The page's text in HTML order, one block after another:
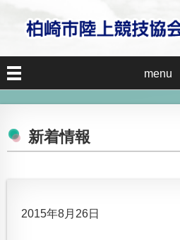
menu
新着情報
2015年8月26日